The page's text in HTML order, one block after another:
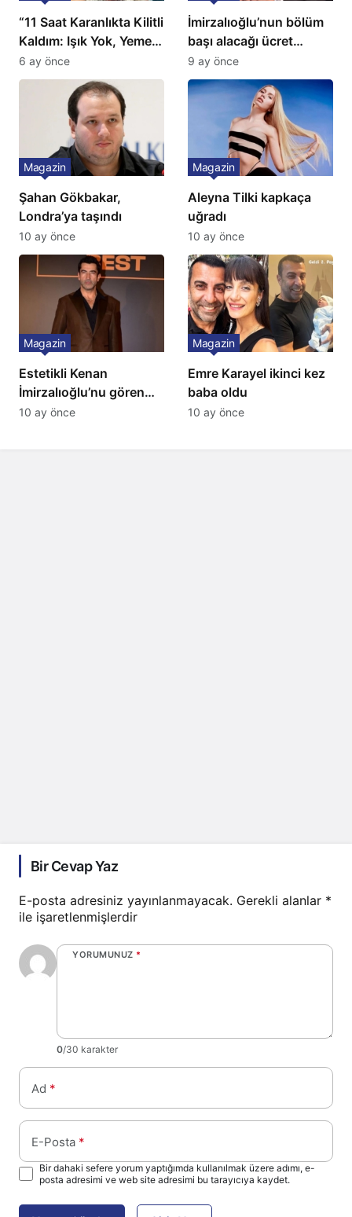
“11 Saat Karanlıkta Kilitli
Kaldım: Işık Yok, Yemek
Yok, Tuvalet Yok!”
Çağla Şikel’den Şok
6 ay önce
İmirzalıoğlu’nun bölüm
başı alacağı ücret
Türkiye’de bir ilk:
Gözünü 2 ilçeye dikti!
9 ay önce
Şahan Gökbakar,
Londra’ya taşındı
Magazin
10 ay önce
Aleyna Tilki kapkaça
uğradı
Magazin
10 ay önce
Estetikli Kenan
İmirzalıoğlu’nu gören
tanıyamıyor: Son hali
Magazin
10 ay önce
Emre Karayel ikinci kez
baba oldu
Magazin
10 ay önce
Bir Cevap Yaz
E-posta adresiniz yayınlanmayacak. Gerekli alanlar *
ile işaretlenmişlerdir
YORUMUNUZ *
0/30 karakter
Ad *
E-Posta *
Bir dahaki sefere yorum yaptığımda kullanılmak üzere adımı, e-
posta adresimi ve web site adresimi bu tarayıcıya kaydet.